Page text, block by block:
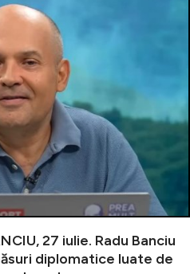
27 iulie. Radu Banciu
diplomatice luate de